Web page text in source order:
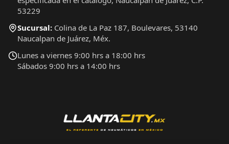
53229
Sucursal: Colina de La Paz 187, Boulevares, 53140
Naucalpan de Juárez, Méx.
Lunes a viernes 9:00 hrs a 18:00 hrs
Sábados 9:00 hrs a 14:00 hrs